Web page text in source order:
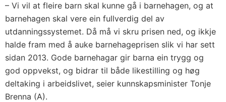
– Vi vil at fleire barn skal kunne gå i barnehagen, og at
barnehagen skal vere ein fullverdig del av
utdanningssystemet. Då må vi skru prisen ned, og ikkje
halde fram med å auke barnehageprisen slik vi har sett
sidan 2013. Gode barnehagar gir barna ein trygg og
god oppvekst, og bidrar til både likestilling og høg
deltaking i arbeidslivet, seier kunnskapsminister Tonje
Brenna (A).